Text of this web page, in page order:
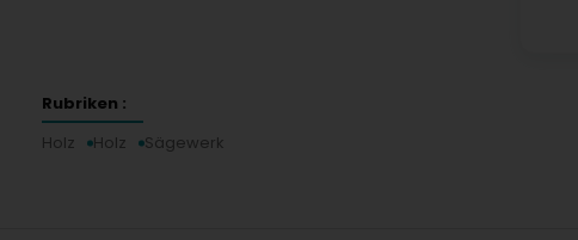
Rubriken :
Holz
Holz Sägewerk